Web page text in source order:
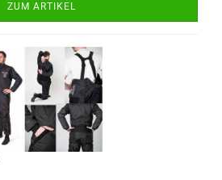
ZUM ARTIKEL